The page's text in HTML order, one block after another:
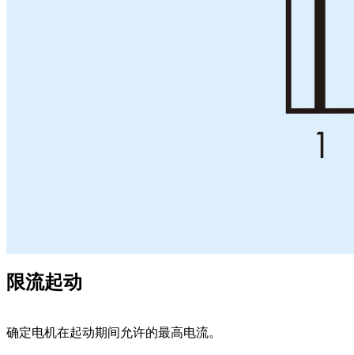
限流起动
确定电机在起动期间允许的最高电流。